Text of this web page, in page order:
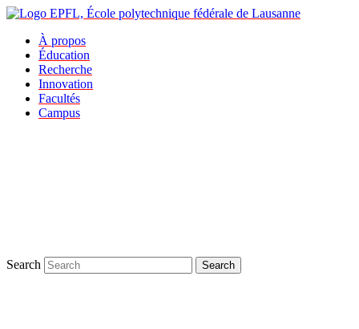
À propos
Éducation
Recherche
Innovation
Facultés
Campus
Search Search